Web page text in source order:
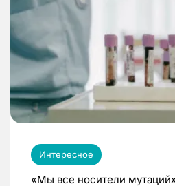
Интересное
«Мы все носители